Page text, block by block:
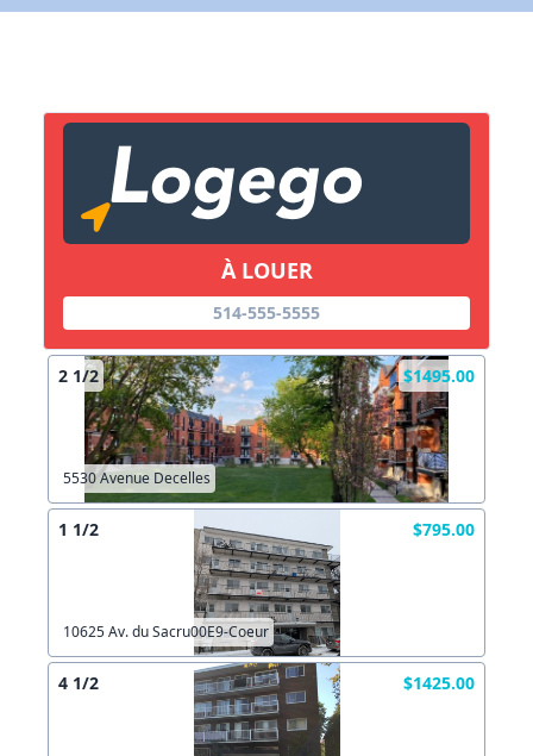
À LOUER
514-555-5555
2 1/2 $1495.00
5530 Avenue Decelles
1 1/2 $795.00
10625 Av. du Sacru00E9-Coeur
4 1/2 $1425.00
Copier lien
X Fermer Envoyez